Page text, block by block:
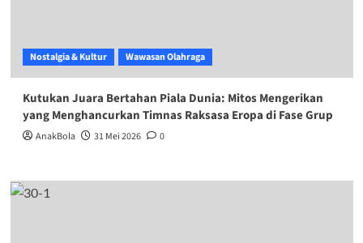
Nostalgia & Kultur Wawasan Olahraga
Kutukan Juara Bertahan Piala Dunia: Mitos Mengerikan
yang Menghancurkan Timnas Raksasa Eropa di Fase Grup
AnakBola 31 Mei 2026 0